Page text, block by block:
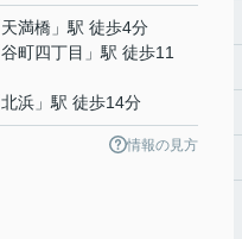
天満橋 」駅 徒歩4分
谷町四丁目 」駅 徒歩11
北浜 」駅 徒歩14分
情報の見方